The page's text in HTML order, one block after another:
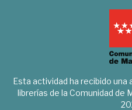
Esta actividad ha recibido una
librerías de la Comunidad de